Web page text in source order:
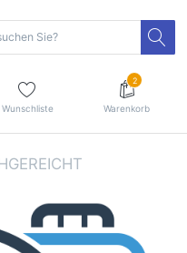
Wunschliste
2
Warenkorb